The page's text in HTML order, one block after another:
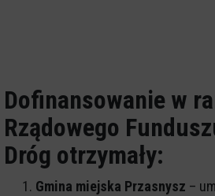
Dofinansowanie w
Rządowego
Dróg otrzymały:
Gmina miejska Przasnysz –